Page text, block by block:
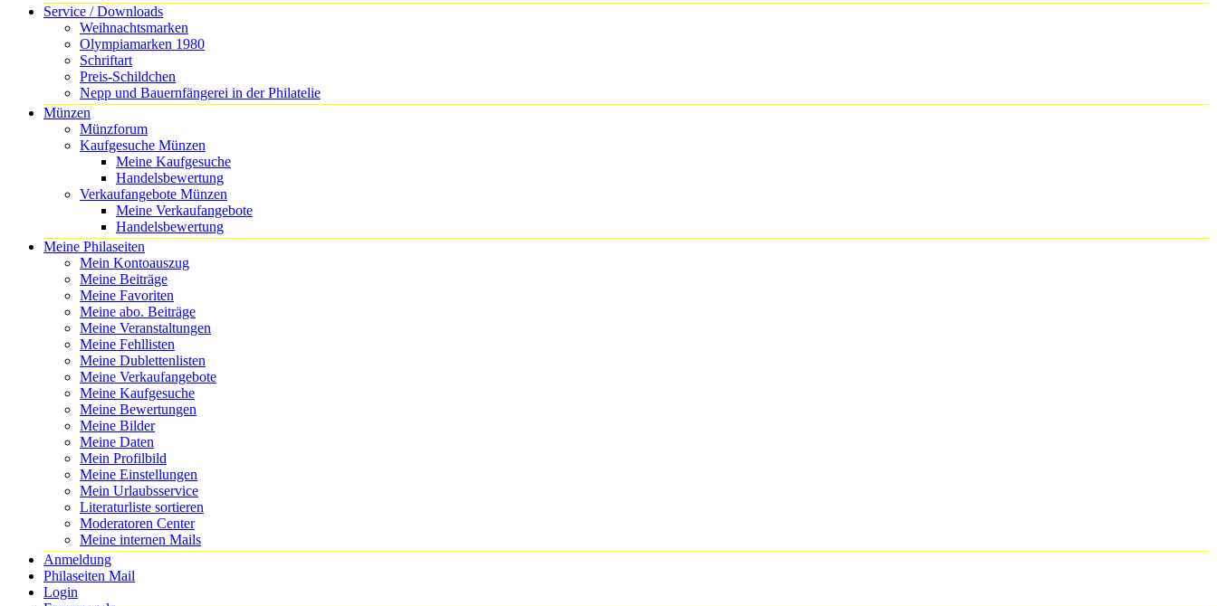
Service / Downloads
Weihnachtsmarken
Olympiamarken 1980
Schriftart
Preis-Schildchen
Nepp und Bauernfängerei in der Philatelie
Münzen
Münzforum
Kaufgesuche Münzen
Meine Kaufgesuche
Handelsbewertung
Verkaufangebote Münzen
Meine Verkaufangebote
Handelsbewertung
Meine Philaseiten
Mein Kontoauszug
Meine Beiträge
Meine Favoriten
Meine abo. Beiträge
Meine Veranstaltungen
Meine Fehllisten
Meine Dublettenlisten
Meine Verkaufangebote
Meine Kaufgesuche
Meine Bewertungen
Meine Bilder
Meine Daten
Mein Profilbild
Meine Einstellungen
Mein Urlaubsservice
Literaturliste sortieren
Moderatoren Center
Meine internen Mails
Anmeldung
Philaseiten Mail
Login